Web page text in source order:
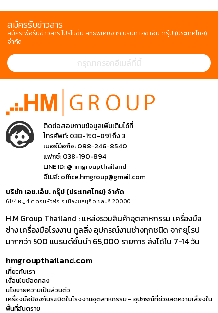
สมัครรับข่าวสาร
สมัครเพื่อรับข่าวสาร โปรโมชั่น สิทธิพิเศษจาก บริษัท เอช.เอ็ม. กรุ๊ป (ประเทศไทย)
จำกัด
ติดต่อสอบถามข้อมูลเพิ่มเติมได้ที่
โทรศัพท์:038-190-891 ถึง 3
เบอร์มือถือ:098-246-8540
แฟกซ์:038-190-894
LINE ID:@hmgroupthailand
อีเมล์:office.hmgroup@gmail.com
บริษัท เอช.เอ็ม. กรุ๊ป (ประเทศไทย) จำกัด
61/4 หมู่ 4 ต.ดอนหัวฬ่อ อ.เมืองชลบุรี จ.ชลบุรี 20000
H.M Group Thailand : แหล่งรวมสินค้าอุตสาหกรรม เครื่องมือ
ช่าง เครื่องมือโรงงาน ทูลลิ่ง อุปกรณ์งานช่างทุกชนิด จากยุโรป
มากกว่า 500 แบรนด์ชั้นนำ 65,000 รายการ ส่งได้ใน 7-14 วัน
hmgroupthailand.com
เกี่ยวกับเรา
เงื่อนไขข้อตกลง
นโยบายความเป็นส่วนตัว
เครื่องมือป้องกันระเบิดในโรงงานอุตสาหกรรม – อุปกรณ์ที่ช่วยลดความเสี่ยงใน
พื้นที่อันตราย